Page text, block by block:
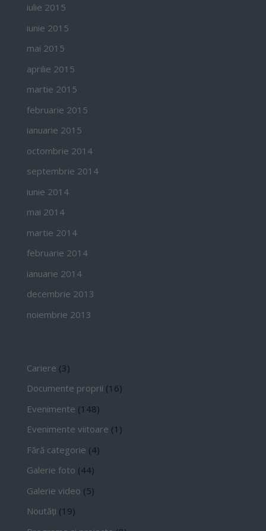
iulie 2015
iunie 2015
mai 2015
aprilie 2015
martie 2015
februarie 2015
ianuarie 2015
octombrie 2014
septembrie 2014
iunie 2014
mai 2014
martie 2014
februarie 2014
ianuarie 2014
decembrie 2013
noiembrie 2013
Cariere (3)
Documente proprii (16)
Evenimente (148)
Evenimente viitoare (1)
Fără categorie (4)
Galerie foto (44)
Galerie video (5)
Noutăți (19)